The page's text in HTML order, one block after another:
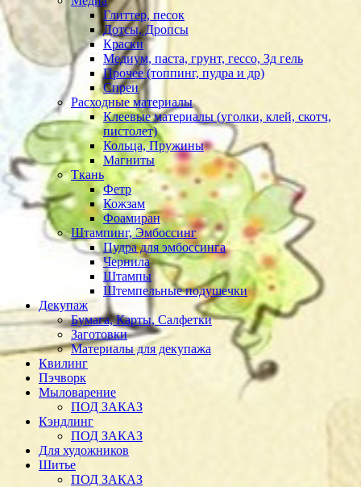
Глиттер, песок
Дотсы, Дропсы
Краски
Медиум, паста, грунт, гессо, 3д гель
Прочее (топпинг, пудра и др)
Спреи
Расходные материалы
Клеевые материалы (уголки, клей, скотч,
пистолет)
Кольца, Пружины
Магниты
Ткань
Фетр
Кожзам
Фоамиран
Штампинг, Эмбоссинг
Пудра для эмбоссинга
Чернила
Штампы
Штемпельные подушечки
Декупаж
Бумага, Карты, Салфетки
Заготовки
Материалы для декупажа
Квилинг
Пэчворк
Мыловарение
ПОД ЗАКАЗ
Кэндлинг
ПОД ЗАКАЗ
Для художников
Шитье
ПОД ЗАКАЗ